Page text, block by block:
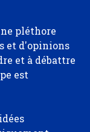
pléthore
et d'opinions
et à débattre
est